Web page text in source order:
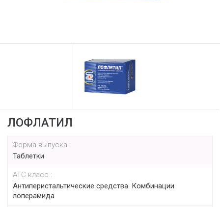
ЛОФЛАТИЛ
Форма выпуска :
Таблетки
АТС класс :
Антиперистальтические средства. Комбинации
лоперамида